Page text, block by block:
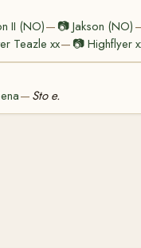
II (NO)— 📷Jakson (NO)
Teazle xx— 📷 Highflyer
— Sto e.